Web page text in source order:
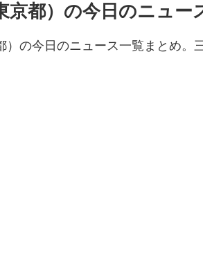
京都）の今日のニュー
）の今日のニュース一覧まとめ。